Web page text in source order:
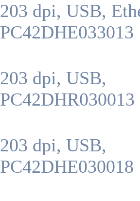
203 dpi, USB,
PC42DHE033013
203 dpi, USB,
PC42DHR030013
203 dpi, USB,
PC42DHE030018